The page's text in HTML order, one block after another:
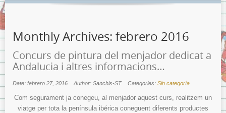
On és l’escola?
Calendari escolar 2023-2024
Contacta amb nosaltres…
Sobre la Protecció de Dades.
Banc de Llibres
Llibres de text Curs 2023-2024 i Llistats de Materials Escolars
per nivells.
Monthly Archives: febrero 2016
Concurs de pintura del menjador dedicat a
Andalucia i altres informacions…
Date: febrero 27, 2016 Author: Sanchis-ST Categories: Sin categoría
Com segurament ja conegeu, al menjador aquest curs, realitzem un
viatge per tota la península ibérica coneguent diferents productes